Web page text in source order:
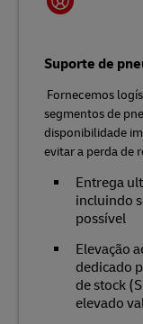
Suporte de
Fornecemos
segmentos de
disponibilidade
evitar a perda de
Entrega
incluindo
possível
Elevação
dedicado
de stock
elevado